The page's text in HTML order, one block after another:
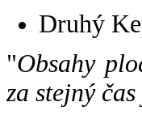
Druhý
"Obsahy
za stejný